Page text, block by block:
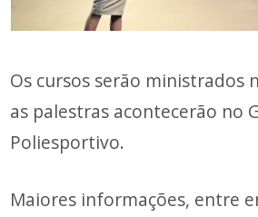
Os cursos serão ministrados
as palestras acontecerão no
Poliesportivo.
Maiores informações, entre